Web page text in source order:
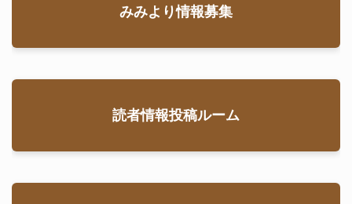
みみより情報募集
読者情報投稿ルーム